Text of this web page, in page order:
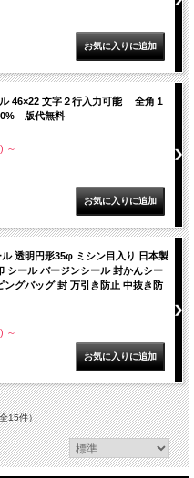
46×22 文字２行入力可能 全角１
版代無料
～
透明円形35φ ミシン目入り 日本製
シール バージンシール 封かんシー
ングバッグ 封 万引き防止 中抜き防
～
15件）